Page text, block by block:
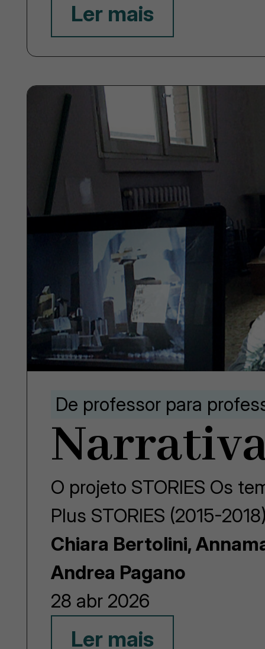
Ler mais
De professor para
O projeto STORIES Os
Plus STORIES (2015-
Chiara Bertolini,
Andrea Pagano
28 abr 2026
Ler mais